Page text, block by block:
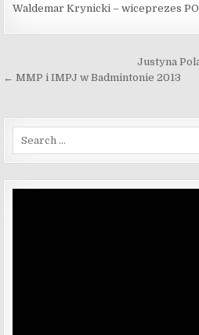
Waldemar Krynicki – wiceprezes
Nawigacja wpisu
Justyna
← MMP i IMPJ w Badmintonie 2013
Search for: